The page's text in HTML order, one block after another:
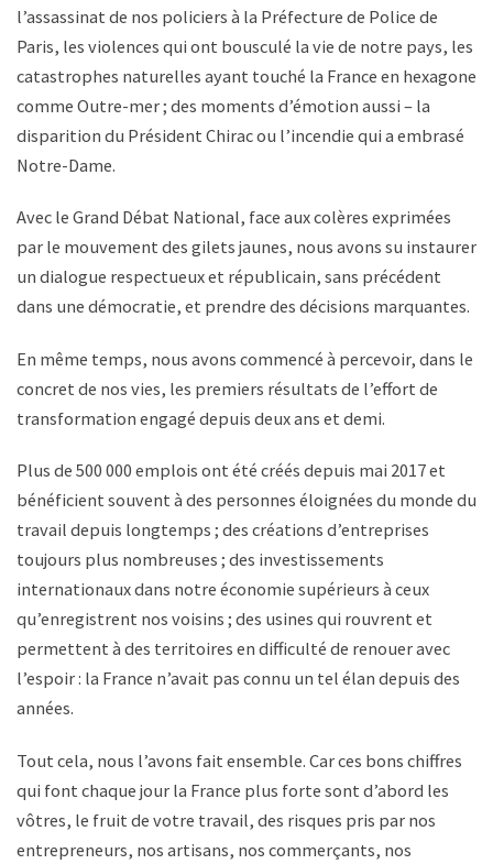
l’assassinat de nos policiers à la Préfecture de Police de
Paris, les violences qui ont bousculé la vie de notre pays, les
catastrophes naturelles ayant touché la France en hexagone
comme Outre-mer ; des moments d’émotion aussi – la
disparition du Président Chirac ou l’incendie qui a embrasé
Notre-Dame.
Avec le Grand Débat National, face aux colères exprimées
par le mouvement des gilets jaunes, nous avons su instaurer
un dialogue respectueux et républicain, sans précédent
dans une démocratie, et prendre des décisions marquantes.
En même temps, nous avons commencé à percevoir, dans le
concret de nos vies, les premiers résultats de l’effort de
transformation engagé depuis deux ans et demi.
Plus de 500 000 emplois ont été créés depuis mai 2017 et
bénéficient souvent à des personnes éloignées du monde du
travail depuis longtemps ; des créations d’entreprises
toujours plus nombreuses ; des investissements
internationaux dans notre économie supérieurs à ceux
qu’enregistrent nos voisins ; des usines qui rouvrent et
permettent à des territoires en difficulté de renouer avec
l’espoir : la France n’avait pas connu un tel élan depuis des
années.
Tout cela, nous l’avons fait ensemble. Car ces bons chiffres
qui font chaque jour la France plus forte sont d’abord les
vôtres, le fruit de votre travail, des risques pris par nos
entrepreneurs, nos artisans, nos commerçants, nos